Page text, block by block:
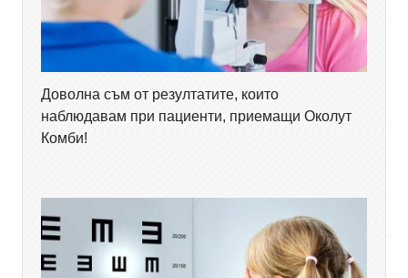
Доволна съм от резултатите, които
наблюдавам при пациенти, приемащи Околут
Комби!